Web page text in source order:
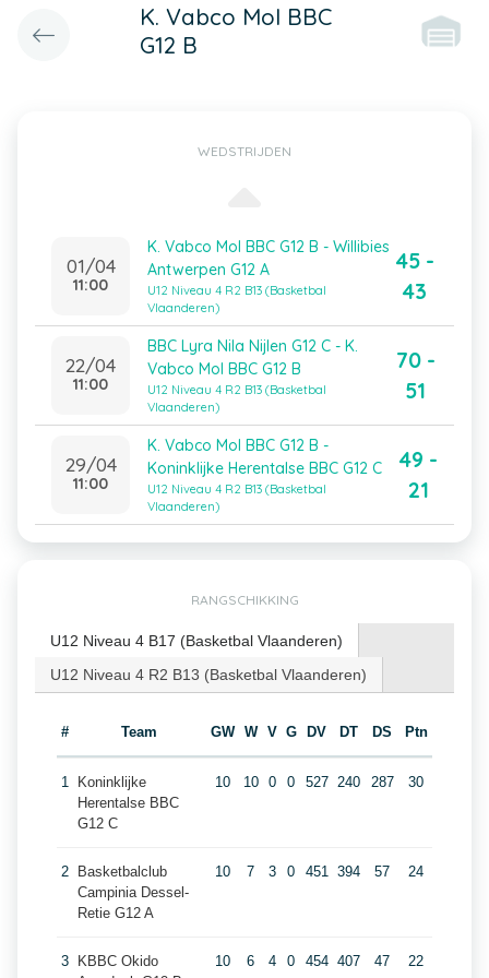
K. Vabco Mol BBC
G12 B
WEDSTRIJDEN
01/04
11:00
K. Vabco Mol BBC G12 B - Willibies
Antwerpen G12 A
U12 Niveau 4 R2 B13 (Basketbal
Vlaanderen)
45 -
43
22/04
11:00
BBC Lyra Nila Nijlen G12 C - K.
Vabco Mol BBC G12 B
U12 Niveau 4 R2 B13 (Basketbal
Vlaanderen)
70 -
51
29/04
11:00
K. Vabco Mol BBC G12 B -
Koninklijke Herentalse BBC G12 C
U12 Niveau 4 R2 B13 (Basketbal
Vlaanderen)
49 -
21
RANGSCHIKKING
U12 Niveau 4 B17 (Basketbal Vlaanderen)
U12 Niveau 4 R2 B13 (Basketbal Vlaanderen)
# Team GW W V G DV DT DS Ptn
1
Koninklijke
Herentalse BBC
G12 C
10 10 0 0 527 240 287 30
2
Basketbalclub
Campinia Dessel-
Retie G12 A
10 7 3 0 451 394 57 24
3
KBBC Okido
10 6 4 0 454 407 47 22